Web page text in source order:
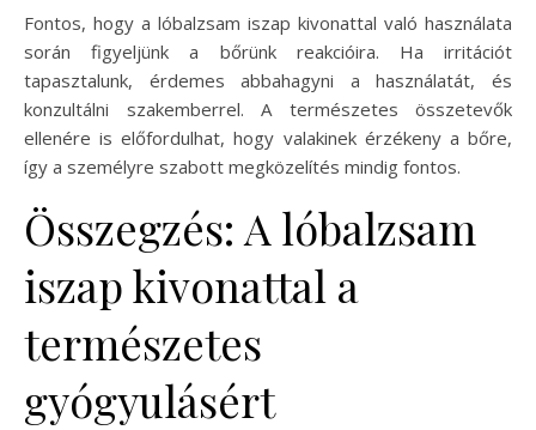
Fontos, hogy a lóbalzsam iszap kivonattal való használata
során figyeljünk a bőrünk reakcióira. Ha irritációt
tapasztalunk, érdemes abbahagyni a használatát, és
konzultálni szakemberrel. A természetes összetevők
ellenére is előfordulhat, hogy valakinek érzékeny a bőre,
így a személyre szabott megközelítés mindig fontos.
Összegzés: A lóbalzsam
iszap kivonattal a
természetes
gyógyulásért